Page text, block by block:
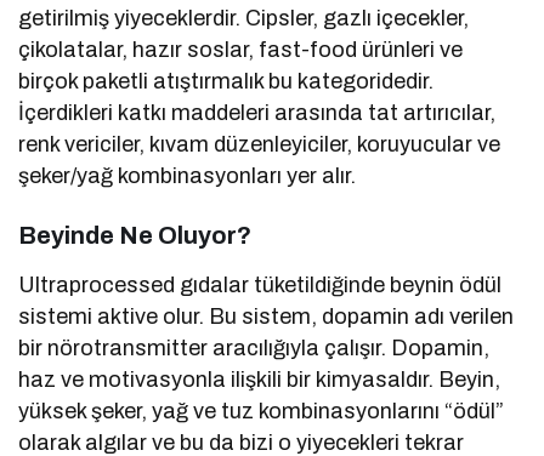
getirilmiş yiyeceklerdir. Cipsler, gazlı içecekler,
çikolatalar, hazır soslar, fast-food ürünleri ve
birçok paketli atıştırmalık bu kategoridedir.
İçerdikleri katkı maddeleri arasında tat artırıcılar,
renk vericiler, kıvam düzenleyiciler, koruyucular ve
şeker/yağ kombinasyonları yer alır.
Beyinde Ne Oluyor?
Ultraprocessed gıdalar tüketildiğinde beynin ödül
sistemi aktive olur. Bu sistem, dopamin adı verilen
bir nörotransmitter aracılığıyla çalışır. Dopamin,
haz ve motivasyonla ilişkili bir kimyasaldır. Beyin,
yüksek şeker, yağ ve tuz kombinasyonlarını “ödül”
olarak algılar ve bu da bizi o yiyecekleri tekrar